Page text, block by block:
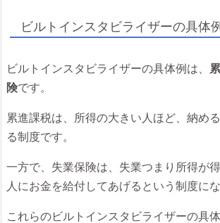
ビルトインスタビライザーの具体例
ビルトインスタビライザーの具体例は、
険です。
累進課税は、所得の大きい人ほど、納め
る制度です。
一方で、失業保険は、失業つまり所得が
人にお金を給付してあげるという制度にな
これらのビルトインスタビライザーの具